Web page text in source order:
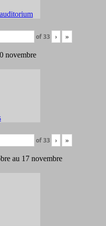
of33 › »
novembre
of33 › »
au 17 novembre